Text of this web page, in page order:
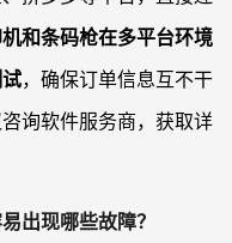
和条码枪在多平台环境
，确保订单信息互不干
询软件服务商，获取详
出现哪些故障？